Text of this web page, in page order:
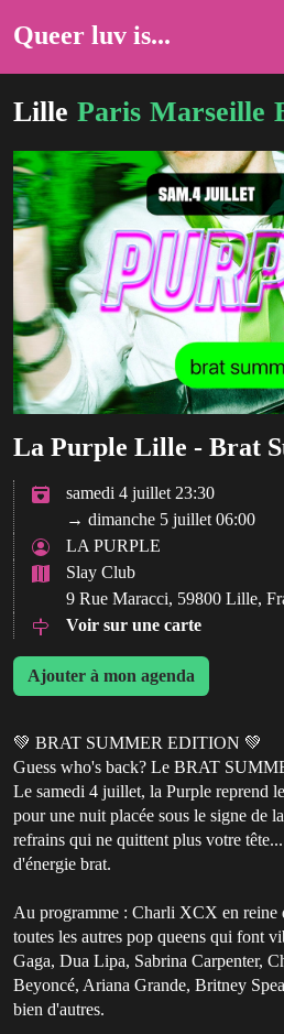
Queer luv is...
Lille Paris Marseille
La Purple Lille - Brat
samedi 4 juillet 23:30
→ dimanche 5 juillet 06:00
LA PURPLE
Slay Club
9 Rue Maracci, 59800 Lille,
Voir sur une carte
Ajouter à mon agenda
💚 BRAT SUMMER EDITION 💚
Guess who's back? Le BRAT
Le samedi 4 juillet, la Purple reprend
pour une nuit placée sous le signe de
refrains qui ne quittent plus votre
d'énergie brat.
Au programme : Charli XCX en reine
toutes les autres pop queens qui font
Gaga, Dua Lipa, Sabrina Carpenter,
Beyoncé, Ariana Grande, Britney
bien d'autres.